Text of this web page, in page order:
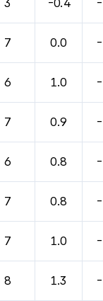
3 -0.4
7 0.0
6 1.0
7 0.9
6 0.8
7 0.8
7 1.0
8 1.3